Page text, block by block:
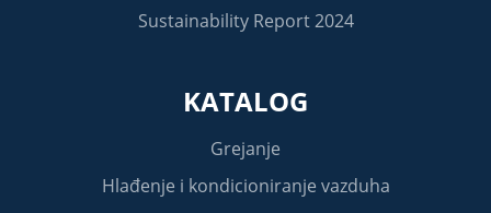
Sustainability Report 2024
KATALOG
Grejanje
Hlađenje i kondicioniranje vazduha